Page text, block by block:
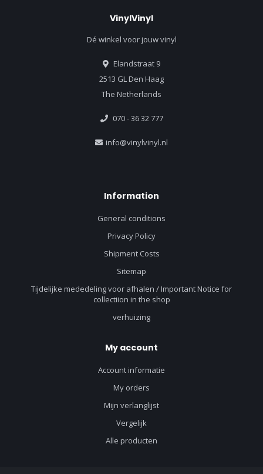
VinylVinyl
Dé winkel voor jouw vinyl
Elandstraat 9
2513 GL Den Haag
The Netherlands
070 - 36 32 777
info@vinylvinyl.nl
Information
General conditions
Privacy Policy
Shipment Costs
Sitemap
Tijdelijke mededeling voor afhalen / Important Notice for
collectiion in the shop
verhuizing
My account
Account informatie
My orders
Mijn verlanglijst
Vergelijk
Alle producten